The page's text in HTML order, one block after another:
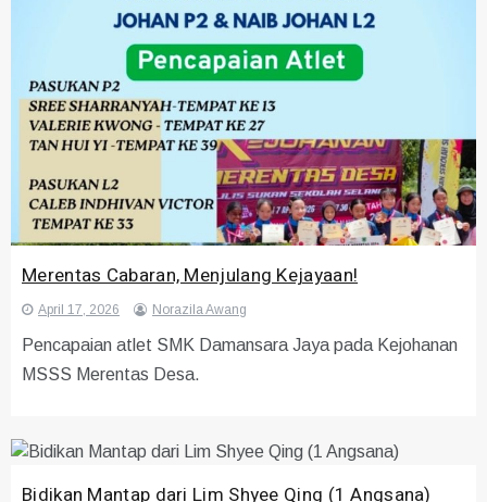
Merentas Cabaran, Menjulang Kejayaan!
April 17, 2026 Norazila Awang
Pencapaian atlet SMK Damansara Jaya pada Kejohanan
MSSS Merentas Desa.
Bidikan Mantap dari Lim Shyee Qing (1 Angsana)